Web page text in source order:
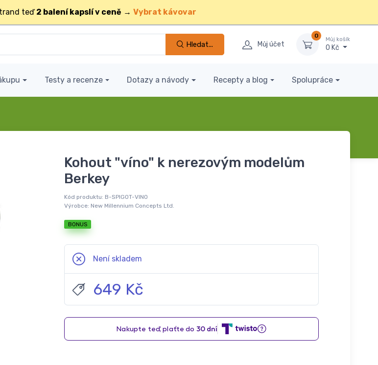
teď 2 balení kapslí v ceně → Vybrat kávovar
Hledat... Můj účet
0
Můj košík
0 Kč
Testy a recenze Dotazy a návody Recepty a blog Spolupráce
Kohout "víno" k nerezovým modelům
Berkey
Kód produktu: B-SPIGOT-VINO
Výrobce: New Millennium Concepts Ltd.
BONUS
Není skladem
649 Kč